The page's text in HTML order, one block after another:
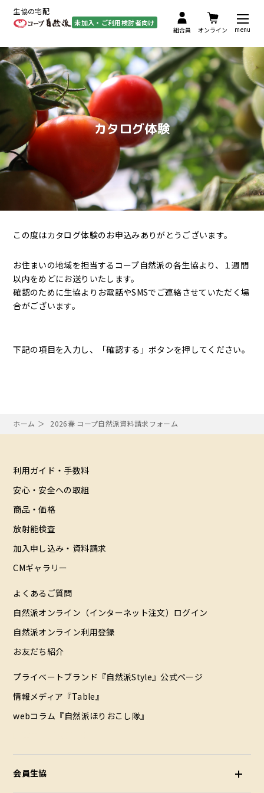
組合員 オンライン menu
生協の宅配
未加入・ご利用検討者向け
カタログ体験
この度はカタログ体験のお申込みありがとうございます。
お住まいの地域を担当するコープ自然派の各生協より、１週間
以内をめどにお送りいたします。
確認のために生協よりお電話やSMSでご連絡させていただく場
合がございます。
下記の項目を入力し、「確認する」ボタンを押してください。
ホーム 2026春 コープ自然派資料請求フォーム
利用ガイド・手数料
安心・安全への取組
商品・価格
放射能検査
加入申し込み・資料請求
CMギャラリー
よくあるご質問
自然派オンライン（インターネット注文）ログイン
自然派オンライン利用登録
お友だち紹介
プライベートブランド『自然派Style』公式ページ
情報メディア『Table』
webコラム『自然派ほりおこし隊』
会員生協